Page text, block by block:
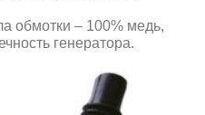
обмотки – 100% медь,
генератора.